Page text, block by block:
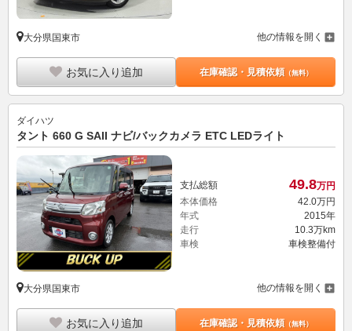
大分県国東市 他の情報を開く
お気に入り追加 在庫確認・見積依頼（無料）
ダイハツ
タント 660 G SAII ナビ/バックカメラ ETC LEDライト
支払総額 49.8万円
本体価格
42. 0万円
年式
2015年
走行
10.3万km
車検
車検整備付
大分県国東市 他の情報を開く
お気に入り追加 在庫確認・見積依頼（無料）